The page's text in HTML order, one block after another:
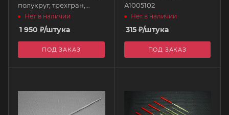
полукруг, трехгран,
квадрат, кругл, 250мм
Нет в наличии
1 950 ₽/штука
ПОД ЗАКАЗ
А1005102
Нет в наличии
315₽/штука
ПОД ЗАКАЗ